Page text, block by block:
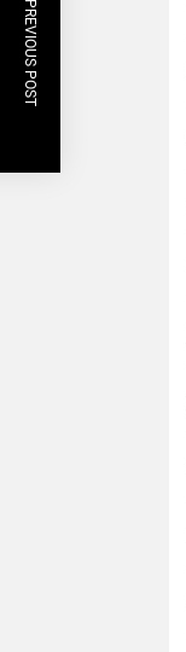
PREVIOUS POST